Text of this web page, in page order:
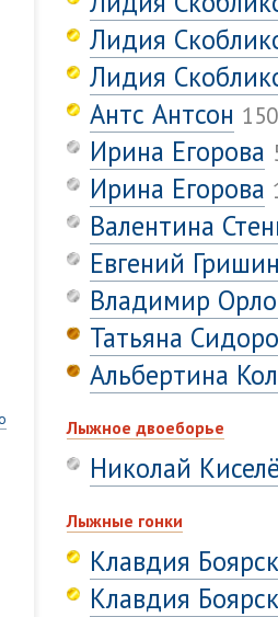
Лидия
Лидия
Антс Антсон
Ирина Егорова
Ирина Егорова
Валентина
Евгений
Владимир
Татьяна
Альбертина
Лыжное двоеборье
Николай
Лыжные гонки
Клавдия
Клавдия